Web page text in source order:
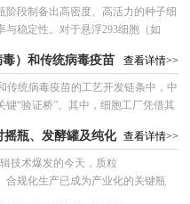
产需求。如今，前沿的解决方案是通
用，从根源上重塑细胞的代谢网
段制备出高密度、高活力的种子细
与稳定性。对于悬浮293细胞（如
。这要求我们从简单的分批培养，
管理和动态过程监控的精细化策略。
查看详情>>
）和传统病毒疫苗
室研究迈向商业化放大的关
通量、易于处理、成本可控的
模前的主流中试生产平台。然
工厂的放大，绝非简单的面
传统病毒疫苗的工艺开发链条中，中
“验证桥”。其中，细胞工厂凭借其
层乃至40层细胞工厂的放大，绝非简
染效率与一致性、营养/气体梯度
析利用细胞工厂进行病毒中试生产
查看详情>>
摇瓶、发酵罐及纯化
技术爆发的今天，质粒
规化生产已成为产业化的关键瓶